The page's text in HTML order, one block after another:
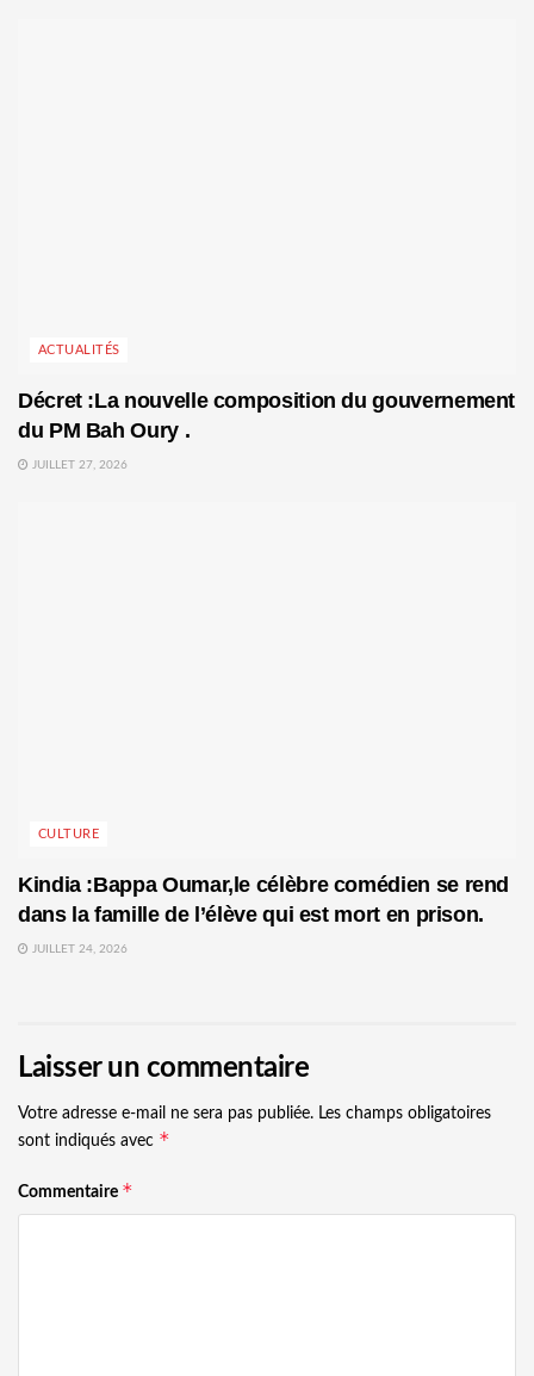
ACTUALITÉS
Décret :La nouvelle composition du gouvernement
du PM Bah Oury .
JUILLET 27, 2026
CULTURE
Kindia :Bappa Oumar,le célèbre comédien se rend
dans la famille de l’élève qui est mort en prison.
JUILLET 24, 2026
Laisser un commentaire
Votre adresse e-mail ne sera pas publiée. Les champs obligatoires
sont indiqués avec *
Commentaire *